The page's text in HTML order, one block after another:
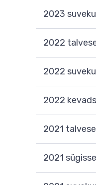
2023
2022
2022
2022
2021
2021